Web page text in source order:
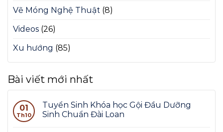
Vẽ Móng Nghệ Thuật (8)
Videos (26)
Xu hướng (85)
Bài viết mới nhất
01
Th10
Tuyển Sinh Khóa học Gội Đầu Dưỡng
Sinh Chuẩn Đài Loan